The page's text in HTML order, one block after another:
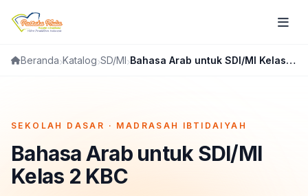
Beranda Katalog SD/MI Bahasa Arab untuk SDI/MI Kelas 2 KBC
SEKOLAH DASAR · MADRASAH IBTIDAIYAH
Bahasa Arab untuk SDI/MI
Kelas 2 KBC